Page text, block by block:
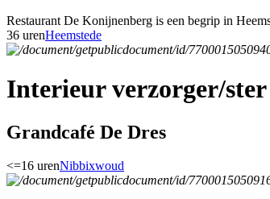
Restaurant De Konijnenberg is een begrip in
36 urenHeemstede
Interieur verzorger/ster
Grandcafé De Dres
<=16 urenNibbixwoud